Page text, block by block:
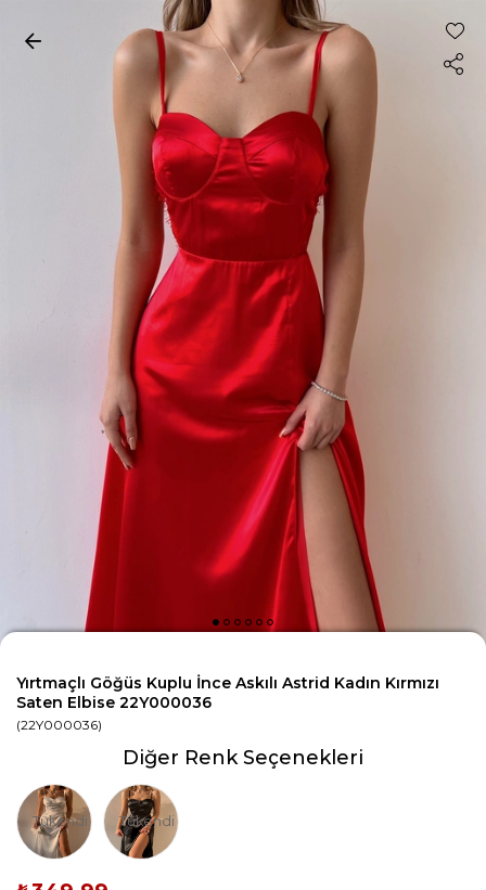
Yırtmaçlı Göğüs Kuplu İnce Askılı Astrid Kadın Kırmızı
Saten Elbise 22Y000036
(22Y000036)
Diğer Renk Seçenekleri
Tükendi Tükendi